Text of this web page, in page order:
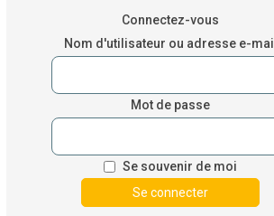
Connectez-vous
Nom d'utilisateur ou adresse e-mail
Mot de passe
Se souvenir de moi